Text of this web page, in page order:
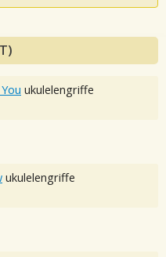
ukulelengriffe
ukulelengriffe